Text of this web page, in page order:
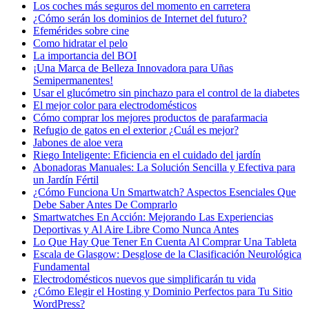
Los coches más seguros del momento en carretera
¿Cómo serán los dominios de Internet del futuro?
Efemérides sobre cine
Сomo hidratar el pelo
La importancia del BOI
¡Una Marca de Belleza Innovadora para Uñas
Semipermanentes!
Usar el glucómetro sin pinchazo para el control de la diabetes
El mejor color para electrodomésticos
Cómo comprar los mejores productos de parafarmacia
Refugio de gatos en el exterior ¿Cuál es mejor?
Jabones de aloe vera
Riego Inteligente: Eficiencia en el cuidado del jardín
Abonadoras Manuales: La Solución Sencilla y Efectiva para
un Jardín Fértil
¿Cómo Funciona Un Smartwatch? Aspectos Esenciales Que
Debe Saber Antes De Comprarlo
Smartwatches En Acción: Mejorando Las Experiencias
Deportivas y Al Aire Libre Como Nunca Antes
Lo Que Hay Que Tener En Cuenta Al Comprar Una Tableta
Escala de Glasgow: Desglose de la Clasificación Neurológica
Fundamental
Electrodomésticos nuevos que simplificarán tu vida
¿Cómo Elegir el Hosting y Dominio Perfectos para Tu Sitio
WordPress?